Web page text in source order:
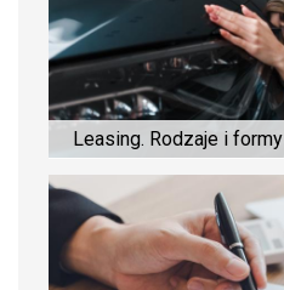
Leasing. Rodzaje i formy